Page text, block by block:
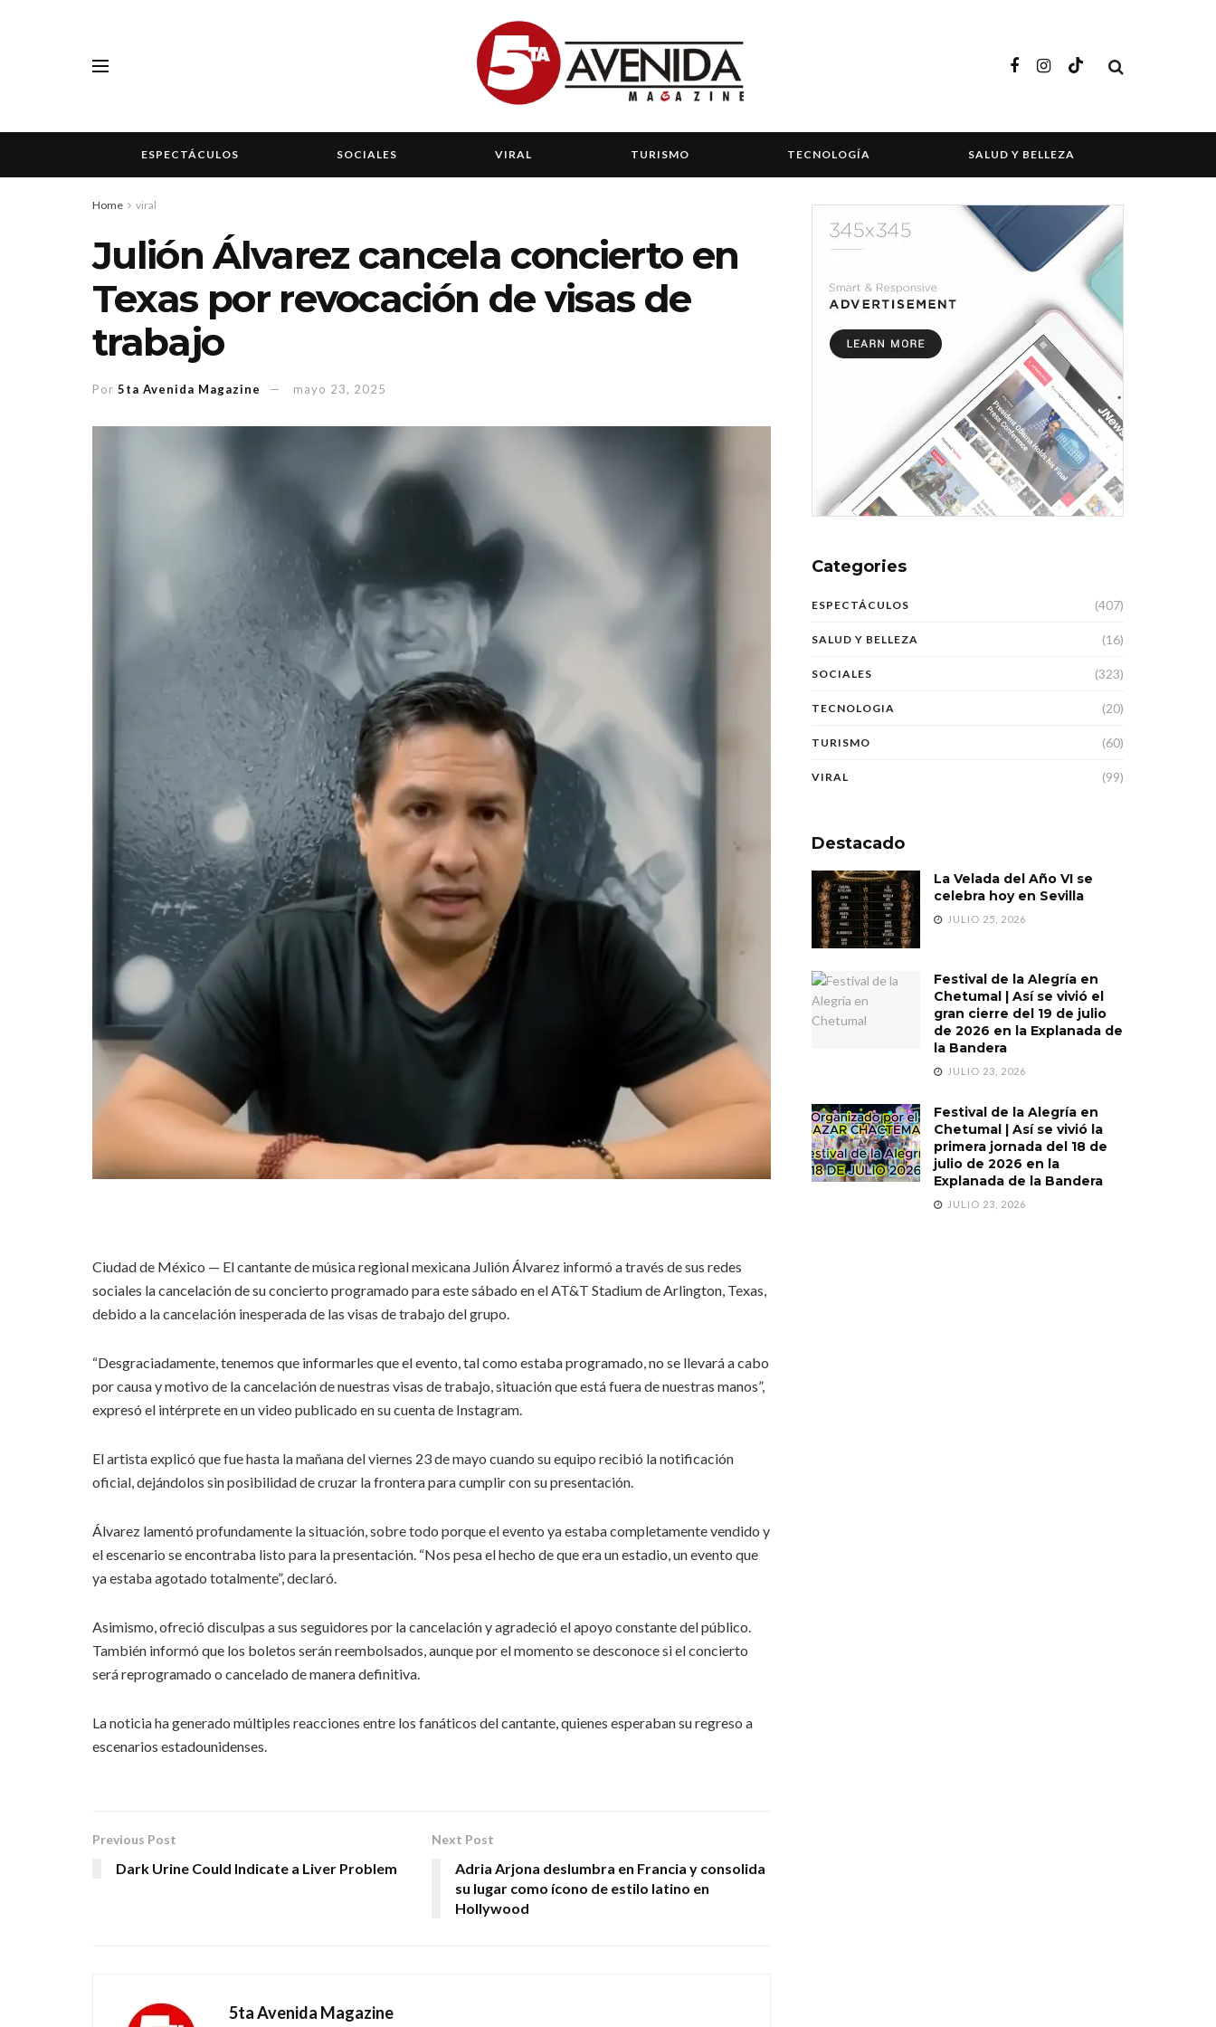
ESPECTÁCULOS SOCIALES VIRAL TURISMO TECNOLOGÍA SALUD Y BELLEZA
Home viral
Julión Álvarez cancela concierto en
Texas por revocación de visas de
trabajo
Por 5ta Avenida Magazine mayo 23, 2025
Ciudad de México — El cantante de música regional mexicana Julión Álvarez informó a través de sus redes
sociales la cancelación de su concierto programado para este sábado en el AT&T Stadium de Arlington, Texas,
debido a la cancelación inesperada de las visas de trabajo del grupo.
“Desgraciadamente, tenemos que informarles que el evento, tal como estaba programado, no se llevará a cabo
por causa y motivo de la cancelación de nuestras visas de trabajo, situación que está fuera de nuestras manos”,
expresó el intérprete en un video publicado en su cuenta de Instagram.
El artista explicó que fue hasta la mañana del viernes 23 de mayo cuando su equipo recibió la notificación
oficial, dejándolos sin posibilidad de cruzar la frontera para cumplir con su presentación.
Álvarez lamentó profundamente la situación, sobre todo porque el evento ya estaba completamente vendido y
el escenario se encontraba listo para la presentación. “Nos pesa el hecho de que era un estadio, un evento que
ya estaba agotado totalmente”, declaró.
Asimismo, ofreció disculpas a sus seguidores por la cancelación y agradeció el apoyo constante del público.
También informó que los boletos serán reembolsados, aunque por el momento se desconoce si el concierto
será reprogramado o cancelado de manera definitiva.
La noticia ha generado múltiples reacciones entre los fanáticos del cantante, quienes esperaban su regreso a
escenarios estadounidenses.
Previous Post
Dark Urine Could Indicate a Liver Problem
Next Post
Adria Arjona deslumbra en Francia y consolida
su lugar como ícono de estilo latino en
Hollywood
5ta Avenida Magazine
Categories
ESPECTÁCULOS (407)
SALUD Y BELLEZA (16)
SOCIALES (323)
TECNOLOGIA (20)
TURISMO (60)
VIRAL (99)
Destacado
La Velada del Año VI se
celebra hoy en Sevilla
JULIO 25, 2026
Festival de la Alegría en
Chetumal | Así se vivió el
gran cierre del 19 de julio
de 2026 en la Explanada de
la Bandera
JULIO 23, 2026
Festival de la Alegría en
Chetumal | Así se vivió la
primera jornada del 18 de
julio de 2026 en la
Explanada de la Bandera
JULIO 23, 2026